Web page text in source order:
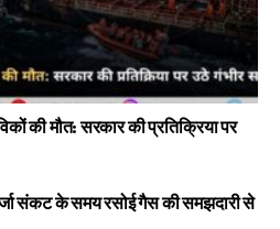
की मौत: सरकार की प्रतिक्रिया पर
संकट के समय रसोई गैस की समझदारी से